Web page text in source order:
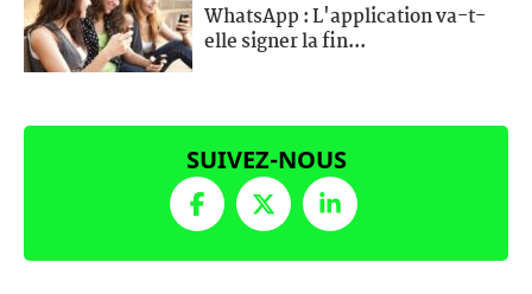
WhatsApp : L'application va-t-
elle signer la fin...
SUIVEZ-NOUS